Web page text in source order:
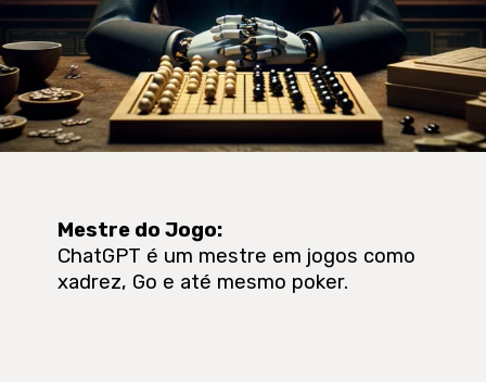
Mestre do Jogo:
ChatGPT é um mestre em jogos como
xadrez, Go e até mesmo poker.